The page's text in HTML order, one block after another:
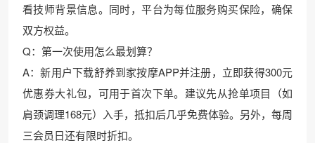
看技师背景信息。同时，平台为每位服务购买保险，确保
双方权益。
Q：第一次使用怎么最划算？
A：新用户下载舒养到家按摩APP并注册，立即获得300元
优惠券大礼包，可用于首次下单。建议先从抢单项目（如
肩颈调理168元）入手，抵扣后几乎免费体验。另外，每周
三会员日还有限时折扣。